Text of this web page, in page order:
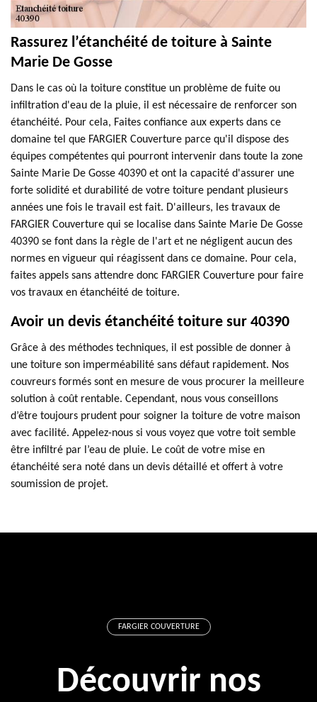
Rassurez l’étanchéité de toiture à Sainte
Marie De Gosse
Dans le cas où la toiture constitue un problème de fuite ou
infiltration d'eau de la pluie, il est nécessaire de renforcer son
étanchéité. Pour cela, Faites confiance aux experts dans ce
domaine tel que FARGIER Couverture parce qu'il dispose des
équipes compétentes qui pourront intervenir dans toute la zone
Sainte Marie De Gosse 40390 et ont la capacité d'assurer une
forte solidité et durabilité de votre toiture pendant plusieurs
années une fois le travail est fait. D'ailleurs, les travaux de
FARGIER Couverture qui se localise dans Sainte Marie De Gosse
40390 se font dans la règle de l'art et ne négligent aucun des
normes en vigueur qui réagissent dans ce domaine. Pour cela,
faites appels sans attendre donc FARGIER Couverture pour faire
vos travaux en étanchéité de toiture.
Avoir un devis étanchéité toiture sur 40390
Grâce à des méthodes techniques, il est possible de donner à
une toiture son imperméabilité sans défaut rapidement. Nos
couvreurs formés sont en mesure de vous procurer la meilleure
solution à coût rentable. Cependant, nous vous conseillons
d’être toujours prudent pour soigner la toiture de votre maison
avec facilité. Appelez-nous si vous voyez que votre toit semble
être infiltré par l’eau de pluie. Le coût de votre mise en
étanchéité sera noté dans un devis détaillé et offert à votre
soumission de projet.
FARGIER COUVERTURE
Découvrir nos